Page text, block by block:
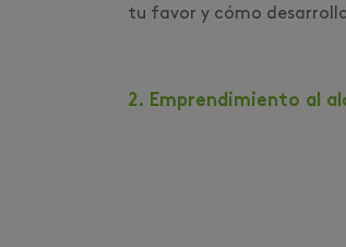
tu favor y cómo
2. Emprendimiento al